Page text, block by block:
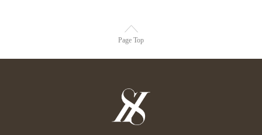
Page Top